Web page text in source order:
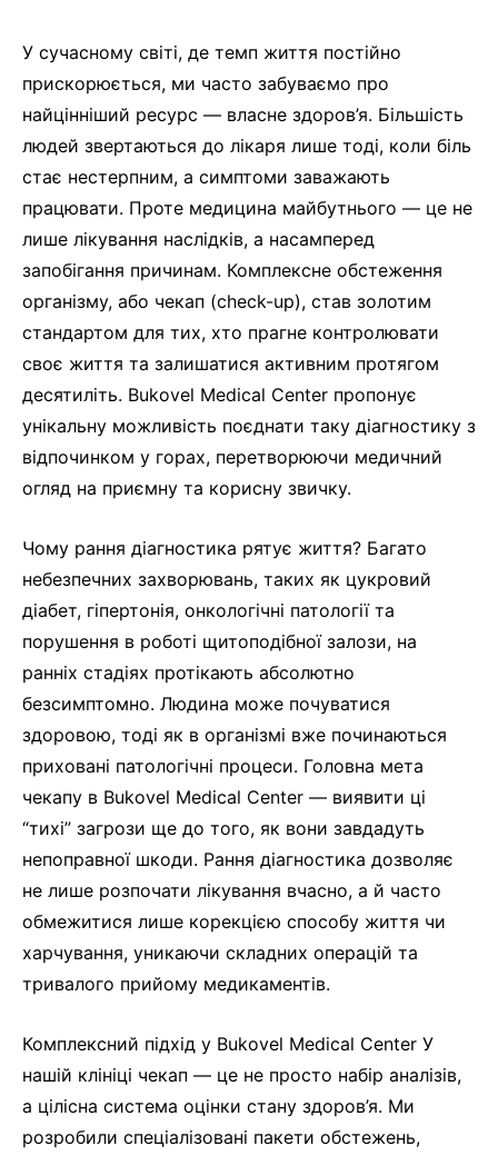
У сучасному світі, де темп життя постійно
прискорюється, ми часто забуваємо про
найцінніший ресурс — власне здоров’я. Більшість
людей звертаються до лікаря лише тоді, коли біль
стає нестерпним, а симптоми заважають
працювати. Проте медицина майбутнього — це не
лише лікування наслідків, а насамперед
запобігання причинам. Комплексне обстеження
організму, або чекап (check-up), став золотим
стандартом для тих, хто прагне контролювати
своє життя та залишатися активним протягом
десятиліть. Bukovel Medical Center пропонує
унікальну можливість поєднати таку діагностику з
відпочинком у горах, перетворюючи медичний
огляд на приємну та корисну звичку.
Чому рання діагностика рятує життя? Багато
небезпечних захворювань, таких як цукровий
діабет, гіпертонія, онкологічні патології та
порушення в роботі щитоподібної залози, на
ранніх стадіях протікають абсолютно
безсимптомно. Людина може почуватися
здоровою, тоді як в організмі вже починаються
приховані патологічні процеси. Головна мета
чекапу в Bukovel Medical Center — виявити ці
“тихі” загрози ще до того, як вони завдадуть
непоправної шкоди. Рання діагностика дозволяє
не лише розпочати лікування вчасно, а й часто
обмежитися лише корекцією способу життя чи
харчування, уникаючи складних операцій та
тривалого прийому медикаментів.
Комплексний підхід у Bukovel Medical Center У
нашій клініці чекап — це не просто набір аналізів,
а цілісна система оцінки стану здоров’я. Ми
розробили спеціалізовані пакети обстежень,